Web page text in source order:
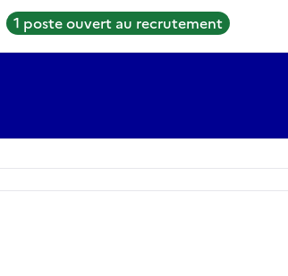
1 poste ouvert au recrutement